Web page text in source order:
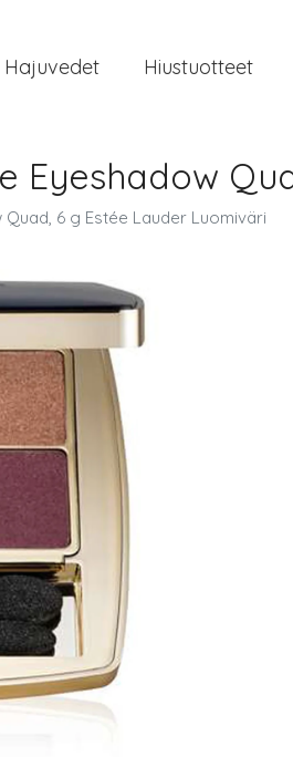
Hajuvedet Hiustuotteet
Eyeshadow
6 g Estée Lauder Luomiväri